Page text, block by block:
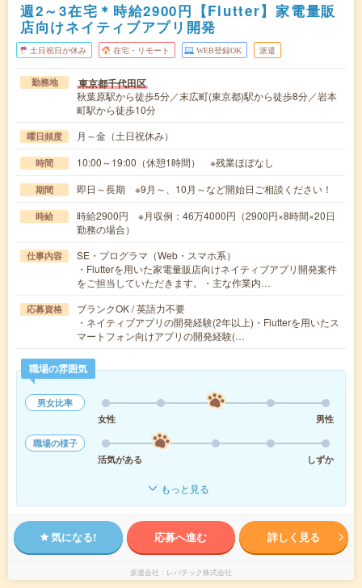
週2～3在宅＊時給2900円【Flutter】家電量販
店向けネイティブアプリ開発
土日祝日が休み 在宅・リモート WEB登録OK 派遣
勤務地 東京都千代田区
秋葉原駅から徒歩5分／末広町(東京都)駅から徒歩8分／岩本
町駅から徒歩10分
曜日頻度 月～金（土日祝休み）
時間 10:00～19:00（休憩1時間） ※残業ほぼなし
期間 即日～長期 ※9月～、10月～など開始日ご相談ください！
時給
時給2900円 ※月収例：46万4000円（2900円×8時間×20日
勤務の場合）
仕事内容
SE・プログラマ（Web・スマホ系）
・Flutterを用いた家電量販店向けネイティブアプリ開発案件
をご担当していただきます。・主な作業内…
応募資格
ブランクOK / 英語力不要
・ネイティブアプリの開発経験(2年以上)・Flutterを用いたス
マートフォン向けアプリの開発経験(…
職場の雰囲気
男女比率
女性
男性
職場の様子
活気がある
しずか
もっと見る
気になる! 応募へ進む 詳しく見る
派遣会社 レバテック株式会社